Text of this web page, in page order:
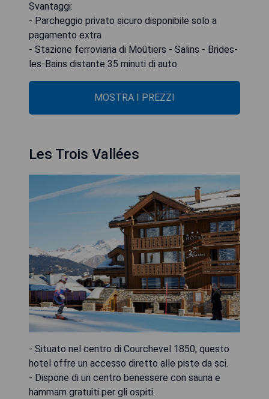
Svantaggi:
- Parcheggio privato sicuro disponibile solo a
pagamento extra
- Stazione ferroviaria di Moûtiers - Salins - Brides-
les-Bains distante 35 minuti di auto.
MOSTRA I PREZZI
Les Trois Vallées
- Situato nel centro di Courchevel 1850, questo
hotel offre un accesso diretto alle piste da sci.
- Dispone di un centro benessere con sauna e
hammam gratuiti per gli ospiti.